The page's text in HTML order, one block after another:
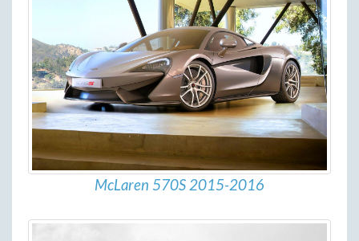
McLaren 570S 2015-2016